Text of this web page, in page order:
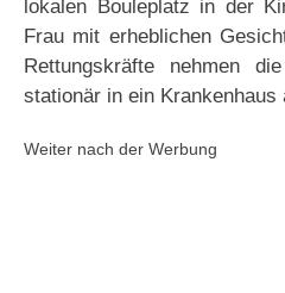
lokalen Bouleplatz in der
Frau mit erheblichen
Rettungskräfte nehmen
stationär in ein Krankenhaus
Weiter nach der Werbung